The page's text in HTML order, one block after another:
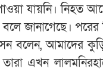
যায়নি। নিহত
বলে জানাগেছে।
বলেন, আমাদের
এখন